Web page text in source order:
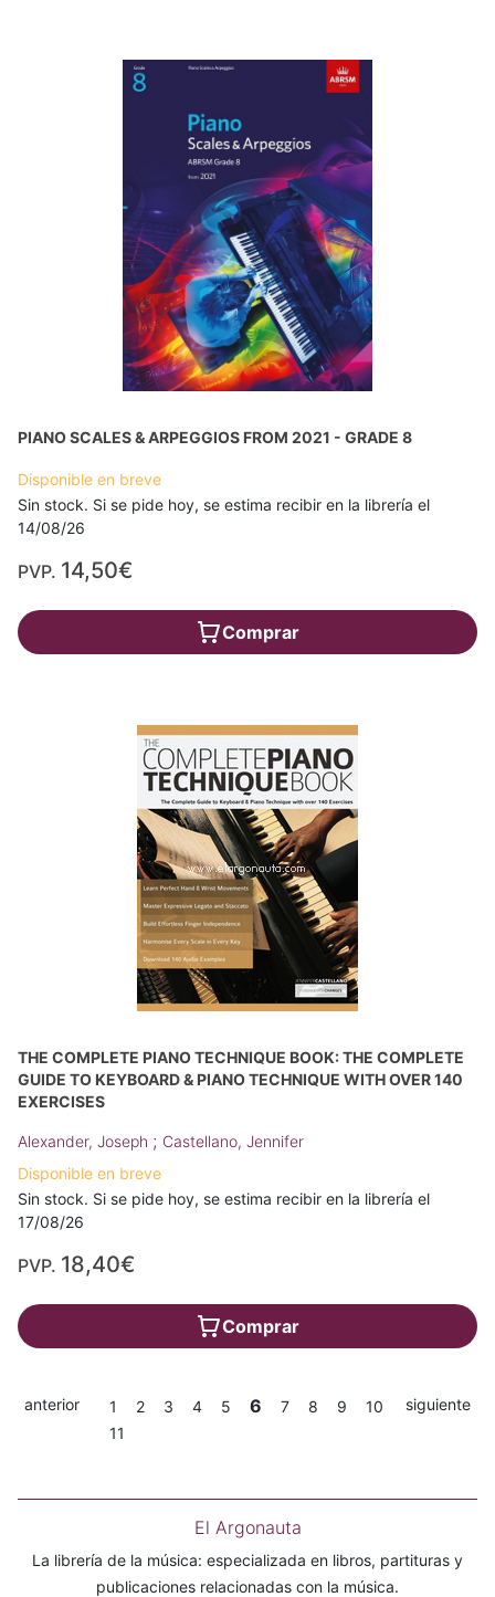
PIANO SCALES & ARPEGGIOS FROM 2021 - GRADE 8
Disponible en breve
Sin stock. Si se pide hoy, se estima recibir en la librería el
14/08/26
PVP. 14,50€
Comprar
THE COMPLETE PIANO TECHNIQUE BOOK: THE COMPLETE
GUIDE TO KEYBOARD & PIANO TECHNIQUE WITH OVER 140
EXERCISES
Alexander, Joseph ; Castellano, Jennifer
Disponible en breve
Sin stock. Si se pide hoy, se estima recibir en la librería el
17/08/26
PVP. 18,40€
Comprar
anterior 1 2 3 4 5 6 7 8 9
10
11
siguiente
El Argonauta
La librería de la música: especializada en libros, partituras y
publicaciones relacionadas con la música.